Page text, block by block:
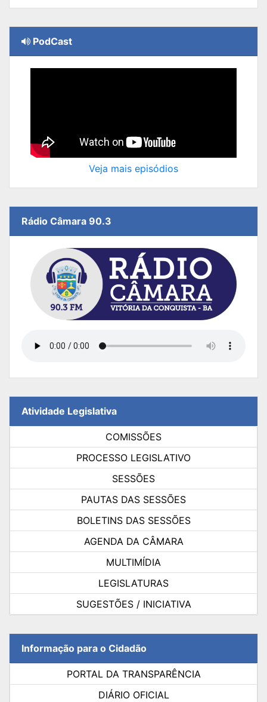
PodCast
Veja mais episódios
Rádio Câmara 90.3
Atividade Legislativa
COMISSÕES
PROCESSO LEGISLATIVO
SESSÕES
PAUTAS DAS SESSÕES
BOLETINS DAS SESSÕES
AGENDA DA CÂMARA
MULTIMÍDIA
LEGISLATURAS
SUGESTÕES / INICIATIVA
Informação para o Cidadão
PORTAL DA TRANSPARÊNCIA
DIÁRIO OFICIAL